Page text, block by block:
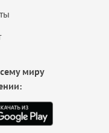
миру